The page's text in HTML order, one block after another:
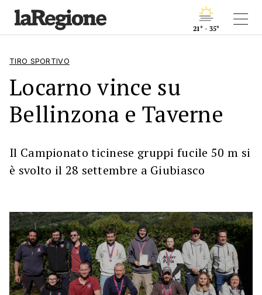
21° - 35°
TIRO SPORTIVO
Locarno vince su
Bellinzona e Taverne
Il Campionato ticinese gruppi fucile 50 m si
è svolto il 28 settembre a Giubiasco